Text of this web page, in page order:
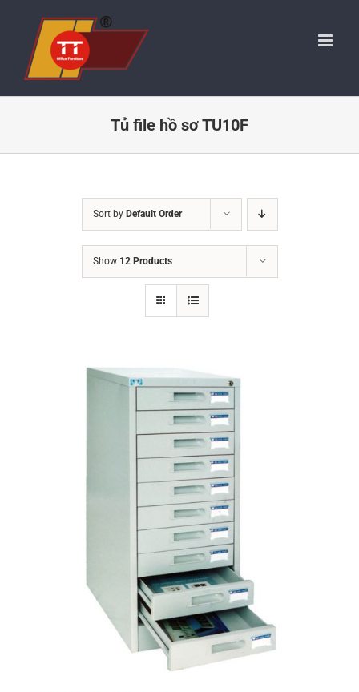
content
Tủ file hồ sơ TU10F
Sort by Default Order
Show 12 Products